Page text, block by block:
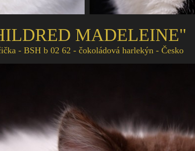
MADELEINE"
- BSH b 02 62 - čokoládová harlekýn - Česko